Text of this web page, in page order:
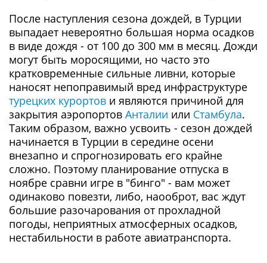
После наступления сезона дождей, в Турции
выпадает невероятно большая норма осадков
в виде дождя - от 100 до 300 мм в месяц. Дожди
могут быть моросящими, но часто это
кратковременные сильные ливни, которые
наносят непоправимый вред инфраструктуре
турецких курортов и являются причиной для
закрытия аэропортов Анталии или Стамбула.
Таким образом, важно усвоить - сезон дождей
начинается в Турции в середине осени
внезапно и спрогнозировать его крайне
сложно. Поэтому планирование отпуска в
ноябре сравни игре в "бинго" - вам может
одинаково повезти, либо, наооброт, вас ждут
большие разочарования от прохладной
погоды, неприятных атмосферных осадков,
нестабильности в работе авиатранспорта.